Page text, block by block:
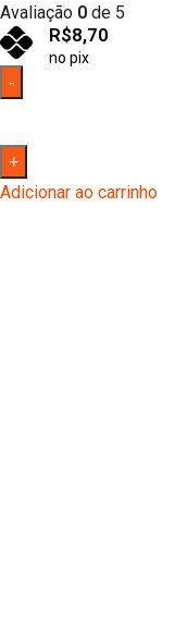
Avaliação 0 de 5
R$8,70
no pix
Adicionar ao carrinho